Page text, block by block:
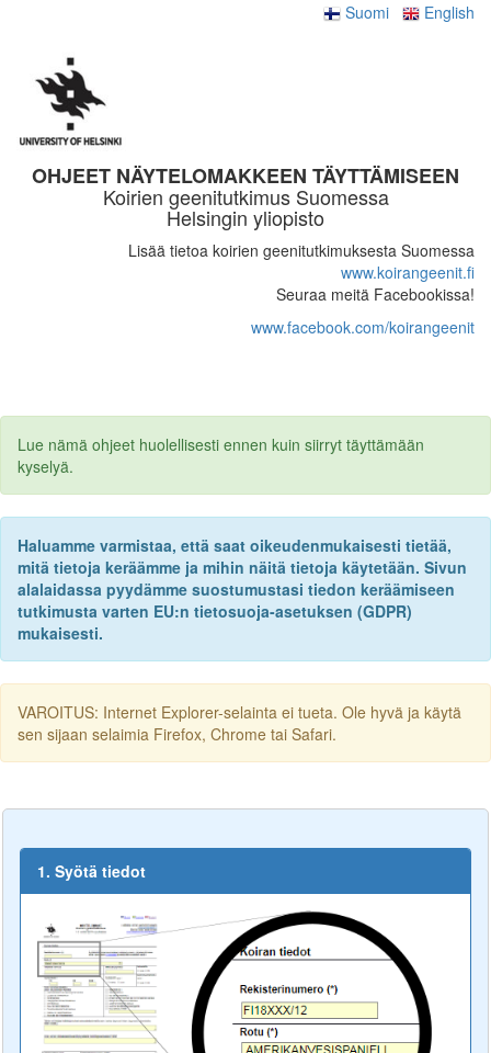
Suomi English
OHJEET NÄYTELOMAKKEEN TÄYTTÄMISEEN
Koirien geenitutkimus Suomessa
Helsingin yliopisto
Lisää tietoa koirien geenitutkimuksesta Suomessa
www.koirangeenit.fi
Seuraa meitä Facebookissa!
www.facebook.com/koirangeenit
Lue nämä ohjeet huolellisesti ennen kuin siirryt täyttämään
kyselyä.
Haluamme varmistaa, että saat oikeudenmukaisesti tietää,
mitä tietoja keräämme ja mihin näitä tietoja käytetään. Sivun
alalaidassa pyydämme suostumustasi tiedon keräämiseen
tutkimusta varten EU:n tietosuoja-asetuksen (GDPR)
mukaisesti.
VAROITUS: Internet Explorer-selainta ei tueta. Ole hyvä ja käytä
sen sijaan selaimia Firefox, Chrome tai Safari.
1. Syötä tiedot